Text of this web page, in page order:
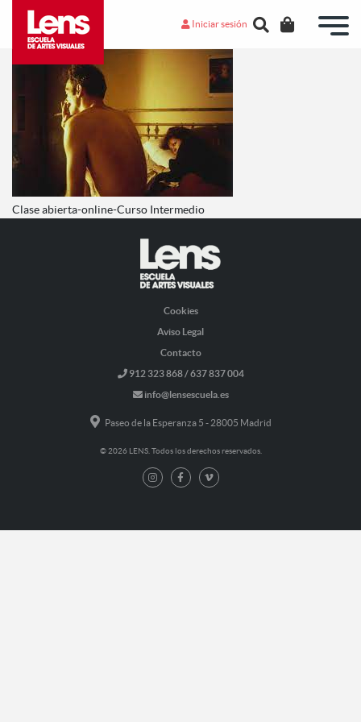
Iniciar sesión
Clase abierta-online-Curso Intermedio
Cookies
Aviso Legal
Contacto
912 323 868 / 637 837 004
info@lensescuela.es
Paseo de la Esperanza 5 - 28005 Madrid
© 2026 LENS. Todos los derechos reservados.